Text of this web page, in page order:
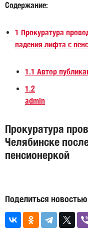
Содержание:
1 Прокуратура
падения лифта с
1.1 Автор
1.2
admin
Прокуратура
Челябинске
пенсионеркой
Поделиться новостью